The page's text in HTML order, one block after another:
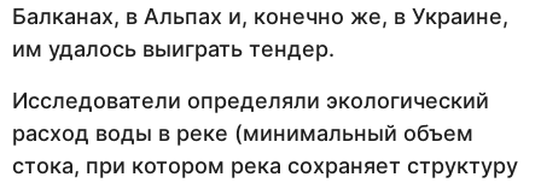
Балканах, в Альпах и, конечно же, в Украине,
им удалось выиграть тендер.
Исследователи определяли экологический
расход воды в реке (минимальный объем
стока, при котором река сохраняет структуру